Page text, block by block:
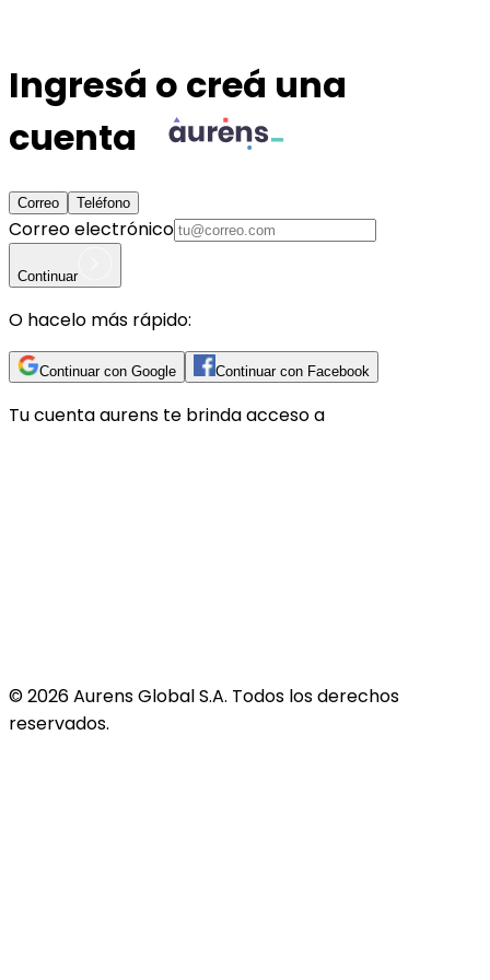
Ingresá o creá una
cuenta
Correo Teléfono
Correo electrónico
Continuar
O hacelo más rápido:
Continuar con Google Continuar con Facebook
Tu cuentaaurens te brinda acceso a
©2026Aurens Global S.A. Todos los derechos
reservados.